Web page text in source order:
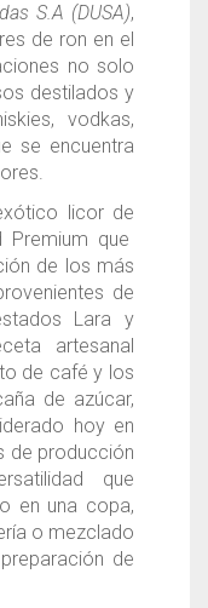
S.A (DUSA),
de ron en el
no solo
destilados y
vodkas,
se encuentra
licor de
que
de los más
de
Lara y
artesanal
de café y los
de azúcar,
hoy en
de producción
que
en una copa,
o mezclado
de